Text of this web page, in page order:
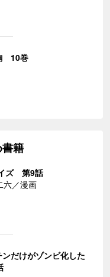
10巻
籍
ズ 第9話
六／漫画
ンだけがゾンビ化した